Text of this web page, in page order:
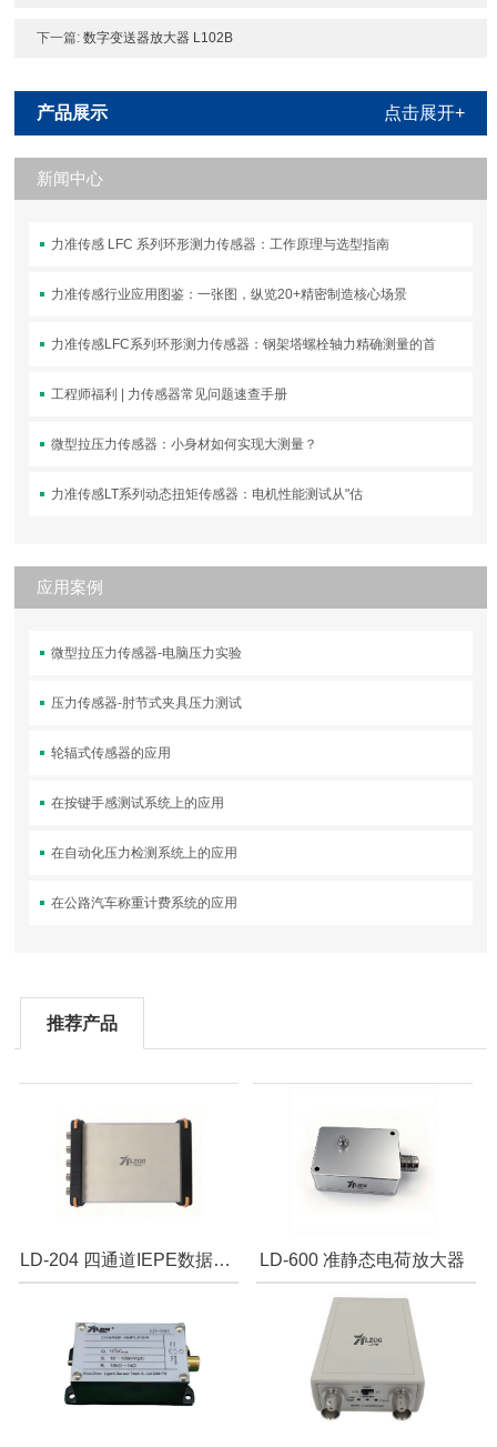
下一篇:数字变送器放大器 L102B
产品展示 点击展开+
新闻中心
力准传感 LFC 系列环形测力传感器：工作原理与选型指南
力准传感行业应用图鉴：一张图，纵览20+精密制造核心场景
力准传感LFC系列环形测力传感器：钢架塔螺栓轴力精确测量的首
工程师福利 | 力传感器常见问题速查手册
微型拉压力传感器：小身材如何实现大测量？
力准传感LT系列动态扭矩传感器：电机性能测试从"估
应用案例
微型拉压力传感器-电脑压力实验
压力传感器-肘节式夹具压力测试
轮辐式传感器的应用
在按键手感测试系统上的应用
在自动化压力检测系统上的应用
在公路汽车称重计费系统的应用
推荐产品
LD-204 四通道IEPE数据采集器 LD-600 准静态电荷放大器